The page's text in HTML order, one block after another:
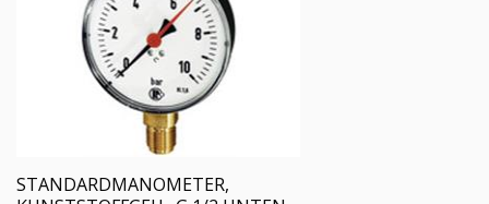
STANDARDMANOMETER,